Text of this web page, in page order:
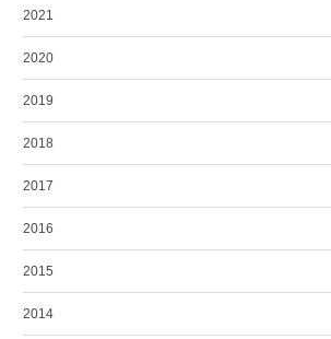
2021
2020
2019
2018
2017
2016
2015
2014